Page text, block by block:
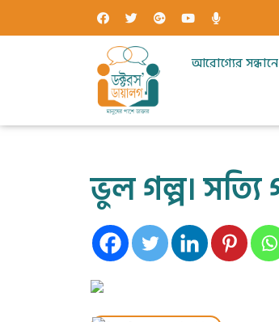
আরোগ্যের সন্ধানে
ভুল গল্প। সত্যি